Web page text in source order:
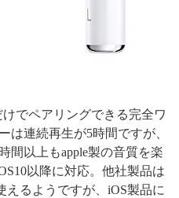
でペアリングできる完全ワ
は連続再生が5時間ですが、
間以上もapple製の音質を楽
以降に対応。他社製品は
えるようですが、iOS製品に